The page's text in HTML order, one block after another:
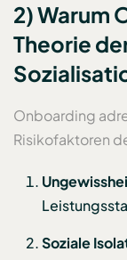
2) Warum
Theorie
Onboarding
Risikofaktoren
Soziale